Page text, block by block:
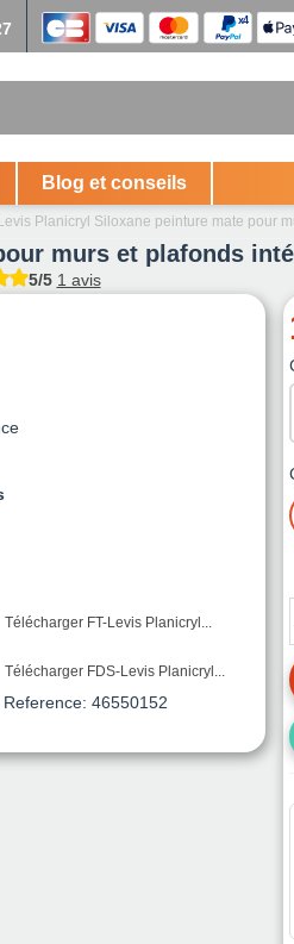
Blog et conseils
Levis Planicryl Siloxane peinture mate pour
murs et plafonds
5/5 1 avis
Télécharger FT-Levis Planicryl...
Télécharger FDS-Levis Planicryl...
Reference: 46550152